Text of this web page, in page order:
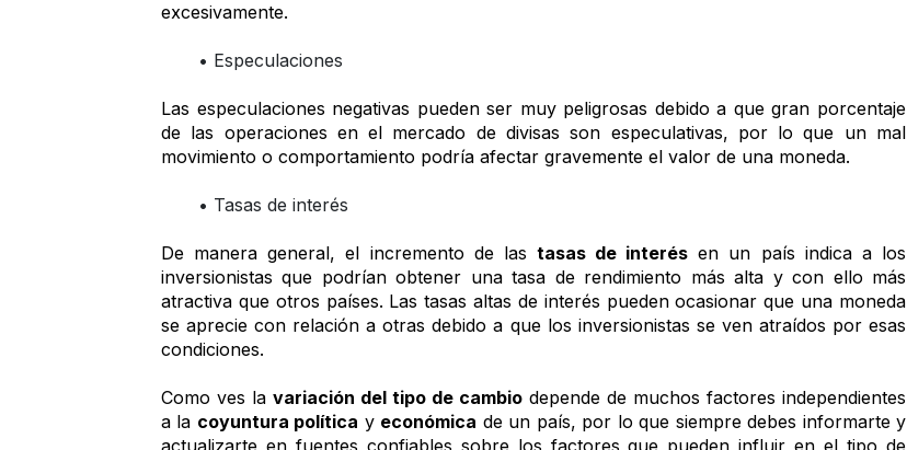
excesivamente.
Especulaciones
Las especulaciones negativas pueden ser muy peligrosas debido a que gran porcentaje
de las operaciones en el mercado de divisas son especulativas, por lo que un mal
movimiento o comportamiento podría afectar gravemente el valor de una moneda.
Tasas de interés
De manera general, el incremento de las tasas de interés en un país indica a los
inversionistas que podrían obtener una tasa de rendimiento más alta y con ello más
atractiva que otros países. Las tasas altas de interés pueden ocasionar que una moneda
se aprecie con relación a otras debido a que los inversionistas se ven atraídos por esas
condiciones.
Como ves la variación del tipo de cambio depende de muchos factores independientes
a la coyuntura política y económica de un país, por lo que siempre debes informarte y
actualizarte en fuentes confiables sobre los factores que pueden influir en el tipo de